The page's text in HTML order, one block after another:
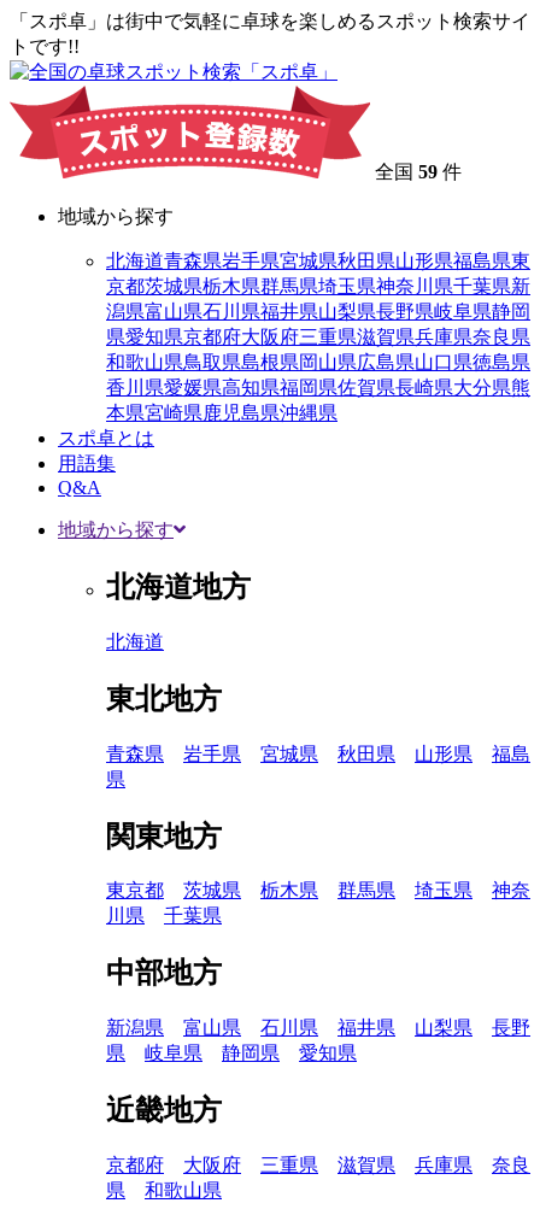
「スポ卓」は街中で気軽に卓球を楽しめるスポット検索サイ
トです!!
全国 59 件
地域から探す
北海道青森県岩手県宮城県秋田県山形県福島県東
京都茨城県栃木県群馬県埼玉県神奈川県千葉県新
潟県富山県石川県福井県山梨県長野県岐阜県静岡
県愛知県京都府大阪府三重県滋賀県兵庫県奈良県
和歌山県鳥取県島根県岡山県広島県山口県徳島県
香川県愛媛県高知県福岡県佐賀県長崎県大分県熊
本県宮崎県鹿児島県沖縄県
スポ卓とは
用語集
Q&A
地域から探す
北海道地方
北海道
東北地方
青森県 岩手県 宮城県 秋田県 山形県
福島
県
関東地方
東京都 茨城県 栃木県 群馬県 埼玉県
神奈
川県
千葉県
中部地方
新潟県 富山県 石川県 福井県 山梨県
長野
県
岐阜県 静岡県 愛知県
近畿地方
京都府 大阪府 三重県 滋賀県 兵庫県
奈良
県
和歌山県